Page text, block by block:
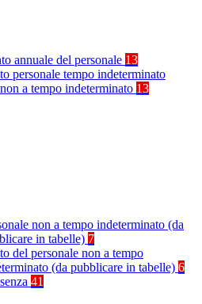
annuale del personale 13
personale tempo indeterminato
a tempo indeterminato 13
non a tempo indeterminato (da
in tabelle) 7
del personale non a tempo
(da pubblicare in tabelle) 6
41